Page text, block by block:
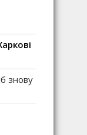
знову